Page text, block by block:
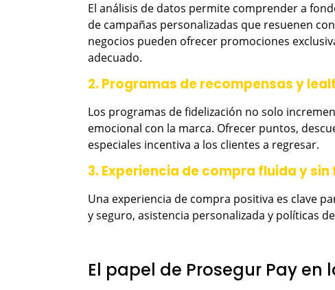
El análisis de datos permite comprender a
de campañas personalizadas que resuenen
negocios pueden ofrecer promociones
adecuado.
2. Programas de recompensas y
Los programas de fidelización no solo
emocional con la marca. Ofrecer puntos,
especiales incentiva a los clientes a regresar.
3. Experiencia de compra fluida y
Una experiencia de compra positiva es clave
y seguro, asistencia personalizada y políticas
El papel de Prosegur Pay en